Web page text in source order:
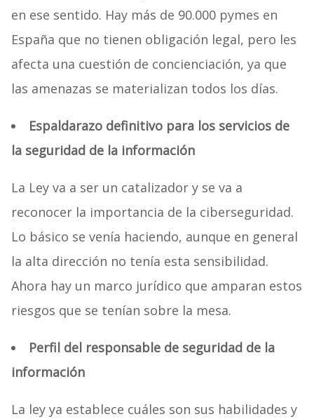
en ese sentido. Hay más de 90.000 pymes en
España que no tienen obligación legal, pero les
afecta una cuestión de concienciación, ya que
las amenazas se materializan todos los días.
Espaldarazo definitivo para los servicios de
la seguridad de la información
La Ley va a ser un catalizador y se va a
reconocer la importancia de la ciberseguridad.
Lo básico se venía haciendo, aunque en general
la alta dirección no tenía esta sensibilidad.
Ahora hay un marco jurídico que amparan estos
riesgos que se tenían sobre la mesa.
Perfil del responsable de seguridad de la
información
La ley ya establece cuáles son sus habilidades y